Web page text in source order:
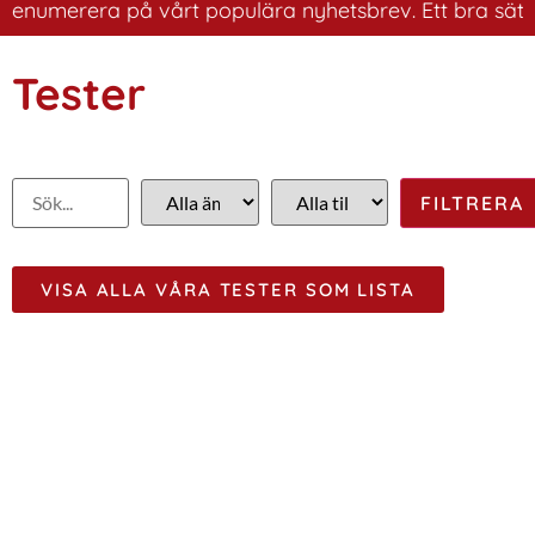
på vårt populära nyhetsbrev. Ett bra sätt
Tester
VISA ALLA VÅRA TESTER SOM LISTA